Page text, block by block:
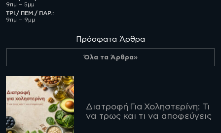
9πμ – 5μμ
ΤΡΙ./ ΠΕΜ./ ΠΑΡ.:
9πμ – 9μμ
Πρόσφατα Άρθρα
Όλα τα Άρθρα»
Διατροφή Για Χοληστερίνη: Τι
να τρως και τι να αποφεύγεις